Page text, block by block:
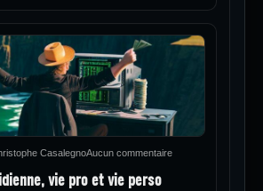
CasalegnoAucun commentaire
vie pro et vie perso